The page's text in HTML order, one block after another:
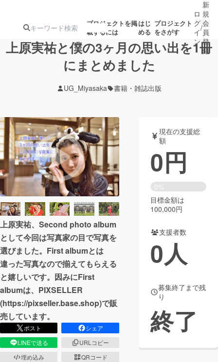
プロジェクトを掲
載するには
はじ
める
プロジェクト
をさがす
ターン
注目の新着プロ
ジェクト
募集終了が近いプ
ロジェクト
アート・写真 音楽
テクノロジー・ガジェット ゲーム・サ
映像・映画 書籍・雑誌
ビジネス・起業 チャレンジ
まちづくり・地域活性化
CAMPFIRE for Social Good
CAMPFIRE Creation
CAMPFIREふるさと納税
ロ
グ
イ
ン
/
新
規
会
員
登
録
上原実祐と僕の3ヶ月の思い出を1冊
にまとめました
UG_Miyasaka 書籍・雑誌出版
上原実祐、Second photo album
として今回は写真家の目で写真を
選びました。First albumとは
違った写真なので揃えてもらえる
と嬉しいです。因みにFirst
albumは、PIXSELLER
(https://pixseller.base.shop)で販
売しています。
ポスト
シェア
LINEで送る
URLコピー
埋め込み
QRコード
現在の支援総
額
0円
0%
目標金額は
100,000円
支援者数
0人
募集終了まで残
り
終了